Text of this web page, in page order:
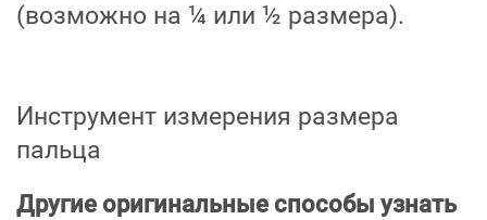
(возможно на ¼ или ½ размера).
Инструмент измерения размера
пальца
Другие оригинальные способы узнать